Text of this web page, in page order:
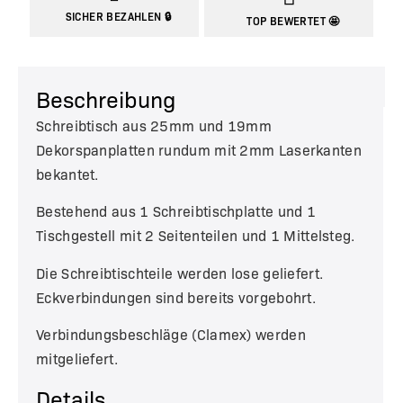
SICHER BEZAHLEN 🔒 TOP BEWERTET 🤩
Beschreibung
Schreibtisch aus 25mm und 19mm
Dekorspanplatten rundum mit 2mm Laserkanten
bekantet.
Bestehend aus 1 Schreibtischplatte und 1
Tischgestell mit 2 Seitenteilen und 1 Mittelsteg.
Die Schreibtischteile werden lose geliefert.
Eckverbindungen sind bereits vorgebohrt.
Verbindungsbeschläge (Clamex) werden
mitgeliefert.